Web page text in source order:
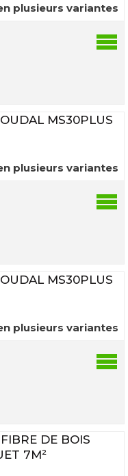
plusieurs variantes
MS30PLUS
plusieurs variantes
MS30PLUS
plusieurs variantes
DE BOIS
7M²